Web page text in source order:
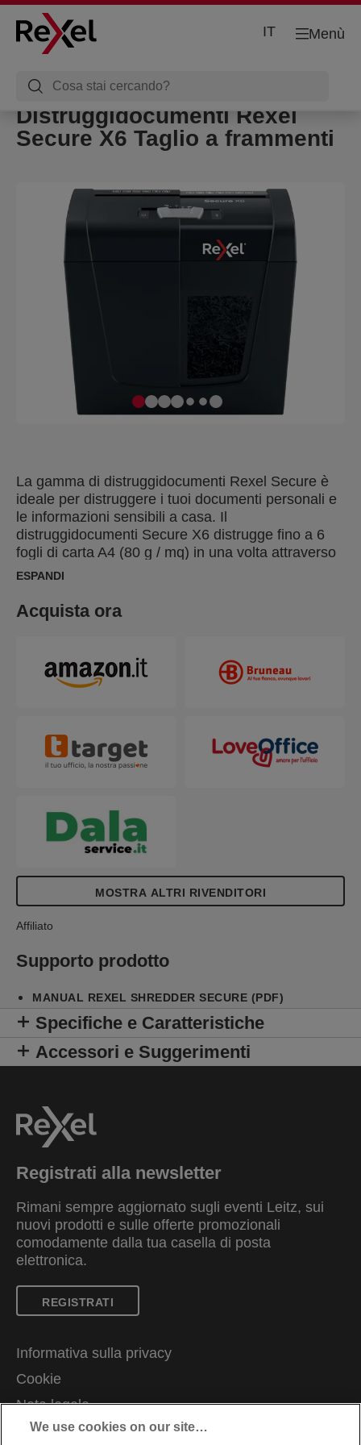
Menù
IT
Distruggidocumenti Rexel
Secure X6 Taglio a frammenti
La gamma di distruggidocumenti Rexel Secure è
ideale per distruggere i tuoi documenti personali e
le informazioni sensibili a casa. Il
distruggidocumenti Secure X6 distrugge fino a 6
fogli di carta A4 (80 g / mq) in una volta attraverso
la fessura di alimentazione manuale in frammenti
perfetto per l'uso in un ufficio domestico e si adatta
comodamente sotto una scrivania grazie alle sue
leggero a moderato con una capacità del cestino di
10 litri.
ESPANDI
Acquista ora
MOSTRA ALTRI RIVENDITORI
Affiliato
Supporto prodotto
MANUAL REXEL SHREDDER SECURE (PDF)
Specifiche e Caratteristiche
Accessori e Suggerimenti
Registrati alla newsletter
Rimani sempre aggiornato sugli eventi Leitz, sui
nuovi prodotti e sulle offerte promozionali
comodamente dalla tua casella di posta
elettronica.
REGISTRATI
Informativa sulla privacy
Cookie
Nota legale
Imprint
We use cookies on our site…